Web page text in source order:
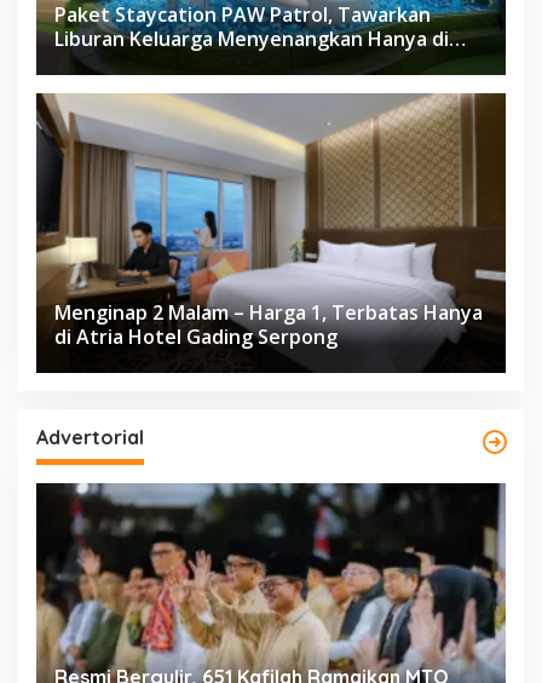
Paket Staycation PAW Patrol, Tawarkan
Liburan Keluarga Menyenangkan Hanya di
Herloom Hotel BSD
Menginap 2 Malam – Harga 1, Terbatas Hanya
di Atria Hotel Gading Serpong
Advertorial
Resmi Bergulir, 651 Kafilah Ramaikan MTQ